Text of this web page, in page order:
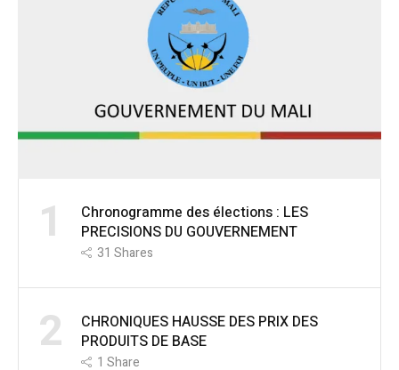
1
Chronogramme des élections : LES
PRECISIONS DU GOUVERNEMENT
31 Shares
2
CHRONIQUES HAUSSE DES PRIX DES
PRODUITS DE BASE
1 Share